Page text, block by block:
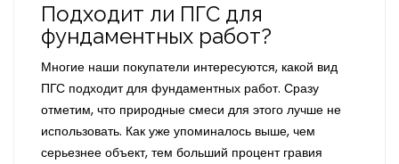
Подходит ли ПГС для
фундаментных работ?
Многие наши покупатели интересуются, какой вид
ПГС подходит для фундаментных работ. Сразу
отметим, что природные смеси для этого лучше не
использовать. Как уже упоминалось выше, чем
серьезнее объект, тем больший процент гравия